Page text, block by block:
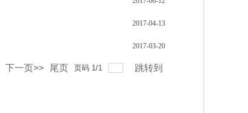
2017-04-13
2017-03-20
下一页>> 尾页 页码 1/1 跳转到